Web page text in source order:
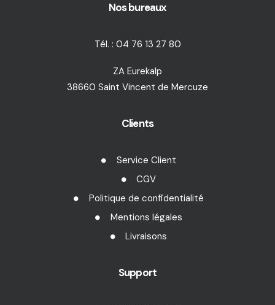
Nos bureaux
Tél. : 04 76 13 27 80
ZA Eurekalp
38660 Saint Vincent de Mercuze
Clients
Service Client
CGV
Politique de confidentialité
Mentions légales
Livraisons
Support